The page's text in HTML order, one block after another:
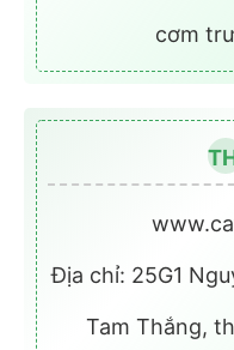
cơm
Địa chỉ: 25G1
Tam Thắng,